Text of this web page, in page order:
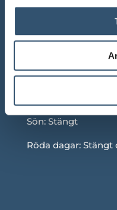
ÖPPETTIDER
Mån-Fre: 10.00 –
Sön: Stängt
Röda dagar: